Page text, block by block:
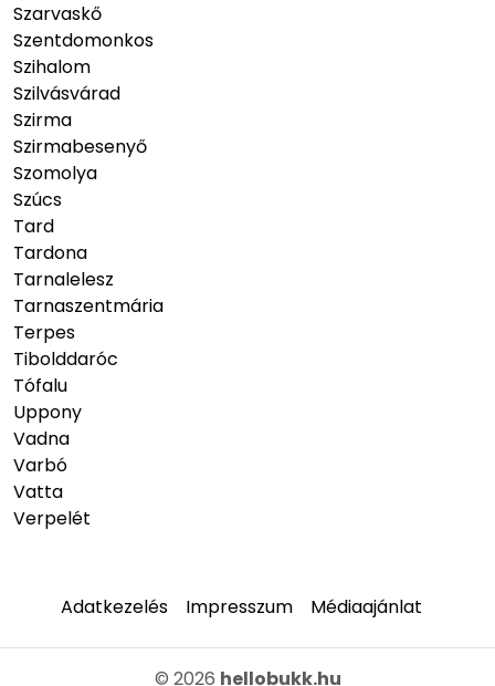
Szarvaskő
Szentdomonkos
Szihalom
Szilvásvárad
Szirma
Szirmabesenyő
Szomolya
Szúcs
Tard
Tardona
Tarnalelesz
Tarnaszentmária
Terpes
Tibolddaróc
Tófalu
Uppony
Vadna
Varbó
Vatta
Verpelét
Adatkezelés Impresszum Médiaajánlat
© 2026 hellobukk.hu